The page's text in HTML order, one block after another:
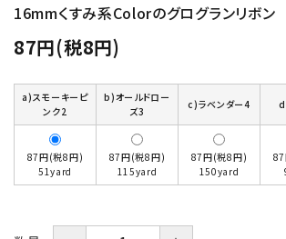
グループ
お問い合わせ
16mmくすみ系Colorのグログランリボン
87円(税8円)
a)スモーキーピ
ンク2
b)オールドロー
ズ3
c)ラベンダー4
87円(税8円)
51yard
87円(税8円)
115yard
87円(税8円)
150yard